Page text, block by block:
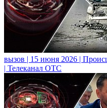
вызов | 15 июня 2026 |
| Телеканал ОТС